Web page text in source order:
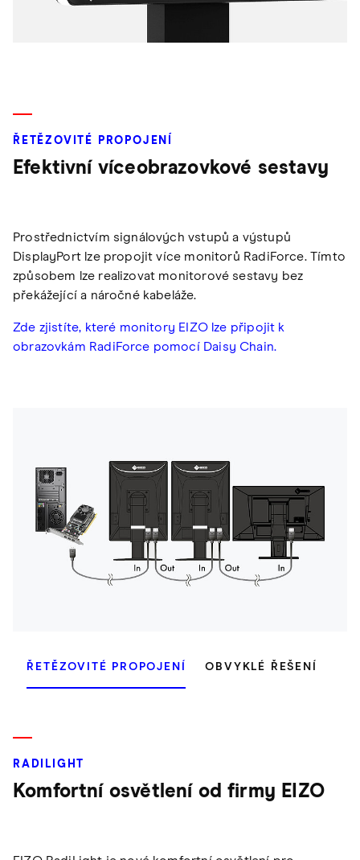
ŘETĚZOVITÉ PROPOJENÍ
Efektivní víceobrazovkové sestavy
Prostřednictvím signálových vstupů a výstupů
DisplayPort lze propojit více monitorů RadiForce. Tímto
způsobem lze realizovat monitorové sestavy bez
překážející a náročné kabeláže.
Zde zjistíte, které monitory EIZO lze připojit k
obrazovkám RadiForce pomocí Daisy Chain.
ŘETĚZOVITÉ PROPOJENÍ OBVYKLÉ ŘEŠENÍ
RADILIGHT
Komfortní osvětlení od firmy EIZO